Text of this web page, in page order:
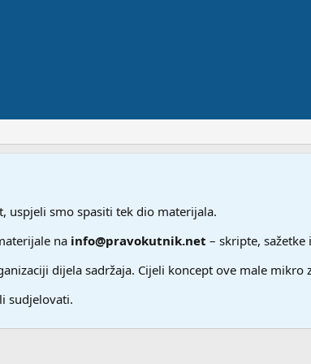
uspjeli smo spasiti tek dio materijala.
na info@pravokutnik.net – skripte,
dijela sadržaja. Cijeli koncept ove male mikro
sudjelovati.